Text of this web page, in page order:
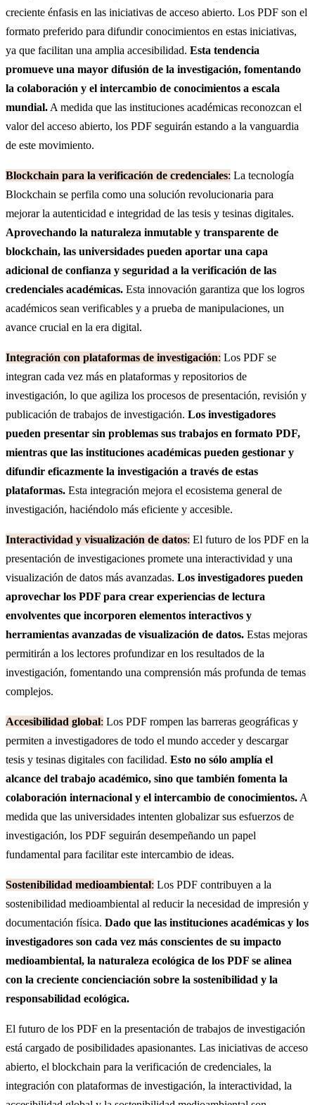
creciente énfasis en las iniciativas de acceso abierto. Los PDF son el
formato preferido para difundir conocimientos en estas iniciativas,
ya que facilitan una amplia accesibilidad. Esta tendencia
promueve una mayor difusión de la investigación, fomentando
la colaboración y el intercambio de conocimientos a escala
mundial. A medida que las instituciones académicas reconozcan el
valor del acceso abierto, los PDF seguirán estando a la vanguardia
de este movimiento.
Blockchain para la verificación de credenciales: La tecnología
Blockchain se perfila como una solución revolucionaria para
mejorar la autenticidad e integridad de las tesis y tesinas digitales.
Aprovechando la naturaleza inmutable y transparente de
blockchain, las universidades pueden aportar una capa
adicional de confianza y seguridad a la verificación de las
credenciales académicas. Esta innovación garantiza que los logros
académicos sean verificables y a prueba de manipulaciones, un
avance crucial en la era digital.
Integración con plataformas de investigación: Los PDF se
integran cada vez más en plataformas y repositorios de
investigación, lo que agiliza los procesos de presentación, revisión y
publicación de trabajos de investigación. Los investigadores
pueden presentar sin problemas sus trabajos en formato PDF,
mientras que las instituciones académicas pueden gestionar y
difundir eficazmente la investigación a través de estas
plataformas. Esta integración mejora el ecosistema general de
investigación, haciéndolo más eficiente y accesible.
Interactividad y visualización de datos: El futuro de los PDF en la
presentación de investigaciones promete una interactividad y una
visualización de datos más avanzadas. Los investigadores pueden
aprovechar los PDF para crear experiencias de lectura
envolventes que incorporen elementos interactivos y
herramientas avanzadas de visualización de datos. Estas mejoras
permitirán a los lectores profundizar en los resultados de la
investigación, fomentando una comprensión más profunda de temas
complejos.
Accesibilidad global: Los PDF rompen las barreras geográficas y
permiten a investigadores de todo el mundo acceder y descargar
tesis y tesinas digitales con facilidad. Esto no sólo amplía el
alcance del trabajo académico, sino que también fomenta la
colaboración internacional y el intercambio de conocimientos. A
medida que las universidades intenten globalizar sus esfuerzos de
investigación, los PDF seguirán desempeñando un papel
fundamental para facilitar este intercambio de ideas.
Sostenibilidad medioambiental: Los PDF contribuyen a la
sostenibilidad medioambiental al reducir la necesidad de impresión y
documentación física. Dado que las instituciones académicas y los
investigadores son cada vez más conscientes de su impacto
medioambiental, la naturaleza ecológica de los PDF se alinea
con la creciente concienciación sobre la sostenibilidad y la
responsabilidad ecológica.
El futuro de los PDF en la presentación de trabajos de investigación
está cargado de posibilidades apasionantes. Las iniciativas de acceso
abierto, el blockchain para la verificación de credenciales, la
integración con plataformas de investigación, la interactividad, la